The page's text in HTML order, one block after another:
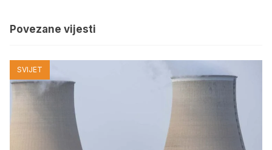
Povezane vijesti
SVIJET